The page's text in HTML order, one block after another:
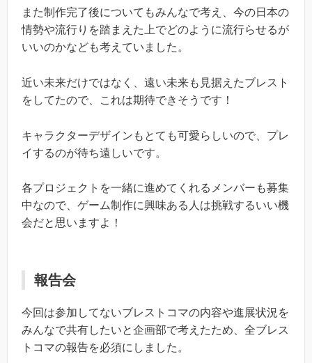
また制作完了後についてもみんなで考え、今の日本の
情勢や流行りを踏まえた上でどのように流行らせるが
いいのかなども考えていました。
近い未来だけではなく、遠い未来も見据えたブレスト
をしてたので、これは期待できそうです！
キャラクターデザインもとても可愛らしいので、プレ
イするのが待ち遠しいです。
各プロジェクトを一緒に進めてくれるメンバーも募集
中なので、ゲーム制作に興味ある人は挑戦するいい機
会だと思いますよ！
報告会
今回は参加してないブレストコマの内容や進展状況を
みんなで共有したいと企画部で考えたため、全ブレス
トコマの報告を必須にしました。